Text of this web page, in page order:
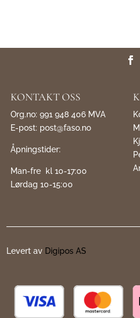
KONTAKT OSS
Org.no: 991 948 406 MVA
E-post: post@faso.no
Åpningstider:
Man-fre kl 10-17:00
Lørdag 10-15:00
Levert av Digipos AS